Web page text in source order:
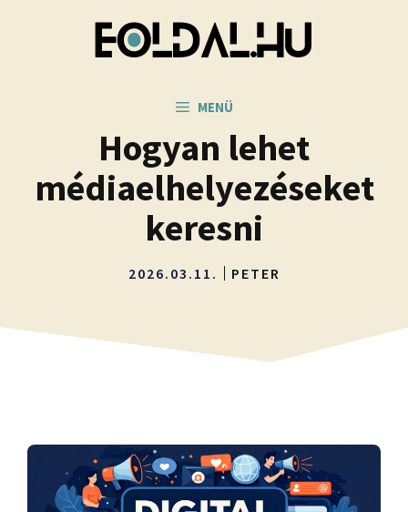
MENÜ
Hogyan lehet
médiaelhelyezéseket
keresni
2026.03.11. PETER